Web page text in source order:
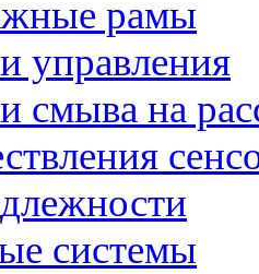
рамы
управления
смыва на
системы